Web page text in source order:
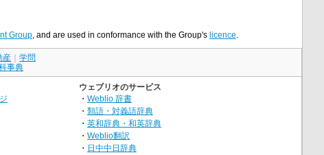
Group, and are used in conformance with the Group's licence.
産
学問
事典
ウェブリオのサービス
・ Weblio 辞書
・ 類語・対義語辞典
・ 英和辞典・和英辞典
・ Weblio翻訳
・ 日中中日辞典